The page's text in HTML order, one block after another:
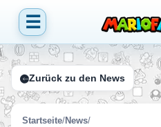
☰
Zurück zu den News
Startseite/News/